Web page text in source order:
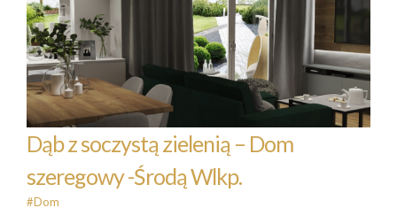
Dąb z soczystą zielenią – Dom
szeregowy -Środą Wlkp.
#Dom
Dąb z soczystą zielenią – Dom
szeregowy -Środą Wlkp.
#Dom